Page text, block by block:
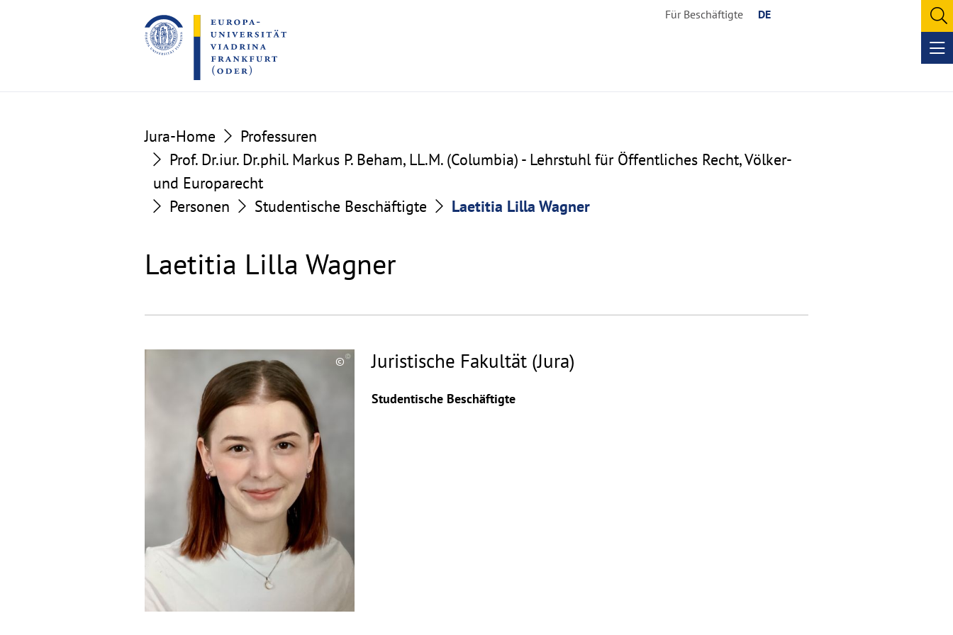
to
the
content
to
the
footer
Für Beschäftigte DE
Jura-Home
Professuren
Prof. Dr.iur. Dr.phil. Markus P. Beham, LL.M. (Columbia) - Lehrstuhl für Öffentliches Recht, Völker-
und Europarecht
Personen
Studentische Beschäftigte Laetitia Lilla Wagner
Laetitia Lilla Wagner
©
aufklappen
Juristische Fakultät (Jura)
Studentische Beschäftigte